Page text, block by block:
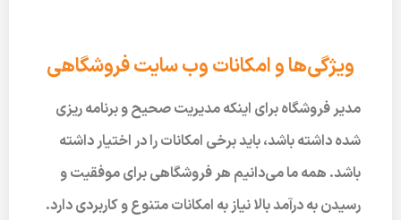
ویژگی‌ها و امکانات وب سایت فروشگاهی
مدیر فروشگاه برای اینکه مدیریت صحیح و برنامه ریزی
شده داشته باشد، باید برخی امکانات را در اختیار داشته
باشد. همه ما می‌دانیم هر فروشگاهی برای موفقیت و
رسیدن به درآمد بالا نیاز به امکانات متنوع و کاربردی دارد.